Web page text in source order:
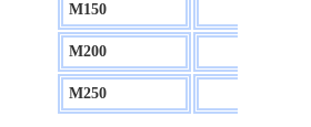
М150
М200
М250